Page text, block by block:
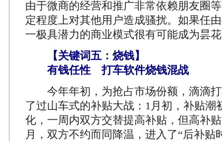
由于微商的经营和推广非常依赖朋友圈
定程度上对其他用户造成骚扰。如果任
一极具潜力的商业模式很有可能成为昙
【关键词五：烧钱】
有钱任性 打车软件烧钱混战
今年年初，为抢占市场份额，滴滴打
了过山车式的补贴大战：1月初，补贴潮
化，一周内双方交替提高补贴，但高补
月，双方不约而同降温，进入了“后补贴